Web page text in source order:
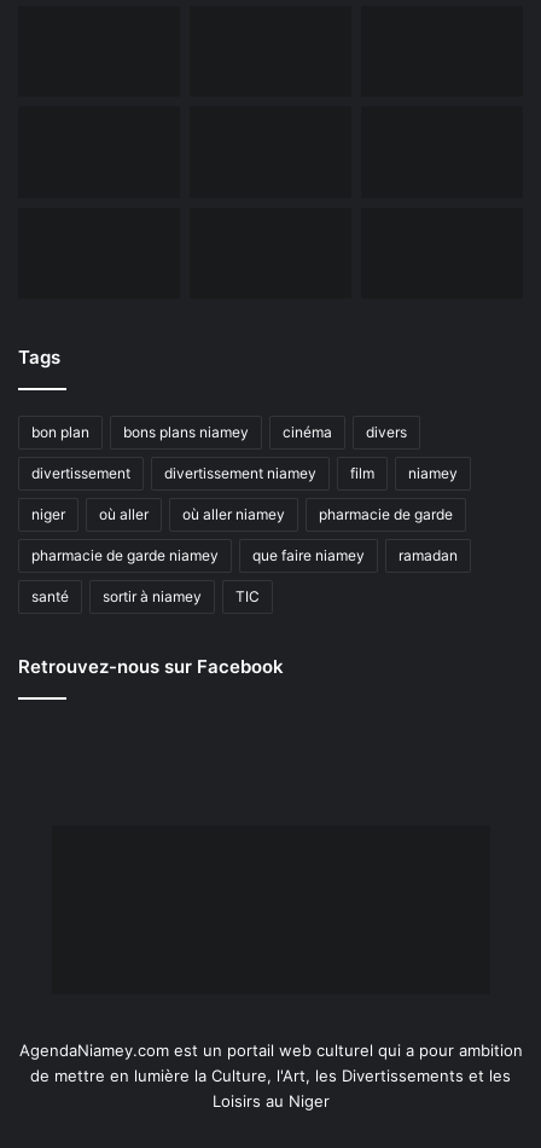
Tags
bon plan bons plans niamey cinéma divers
divertissement divertissement niamey film niamey
niger où aller où aller niamey pharmacie de garde
pharmacie de garde niamey que faire niamey ramadan
santé sortir à niamey TIC
Retrouvez-nous sur Facebook
AgendaNiamey.com est un portail web culturel qui a pour ambition
de mettre en lumière la Culture, l'Art, les Divertissements et les
Loisirs au Niger